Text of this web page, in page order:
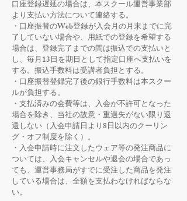
口座登録遅延の場合は、本スクール運営事業部
より支払い方法について連絡する。
・口座振替のWeb登録が入会月の月末までに完
了していない場合や、用紙での登録を希望する
場合は、登録完了までの間は振込での支払いと
し、毎月13日を期日として指定口座へ支払いを
する。振込手数料は受講者負担とする。
・口座振替登録完了後の銀行手数料は本スクー
ルが負担する。
・支払済みの会費等は、入会が不許可となった
場合を除き、当社の故意・重過失がない限り返
還しない（入会申請日より8日以内のクーリン
グ・オフ制度を除く）。
・入会申請時に注文したウェア等の発注商品に
ついては、入会キャンセルや退会の場合であっ
ても、運営事務局がすでに受注した商品を発注
している場合は、全額を支払わなければならな
い。